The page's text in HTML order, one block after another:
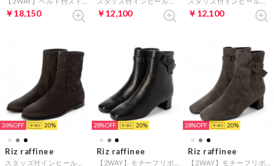
￥18,150 ￥12,100 ￥12,100
26% 20
Riz raffinee
28% 20
Riz raffinee
28% 20
Riz raffinee